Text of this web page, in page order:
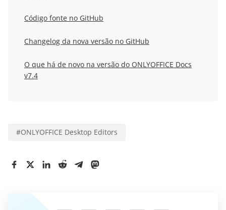
Código fonte no GitHub
Changelog da nova versão no GitHub
O que há de novo na versão do ONLYOFFICE Docs
v7.4
#ONLYOFFICE Desktop Editors